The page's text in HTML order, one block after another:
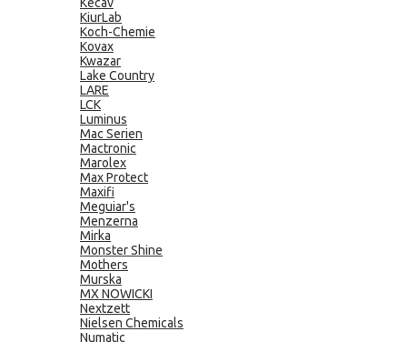
KiurLab
Koch-Chemie
Kovax
Kwazar
Lake Country
LARE
LCK
Luminus
Mac Serien
Mactronic
Marolex
Max Protect
Maxifi
Meguiar's
Menzerna
Mirka
Monster Shine
Mothers
Murska
MX NOWICKI
Nextzett
Nielsen Chemicals
Numatic